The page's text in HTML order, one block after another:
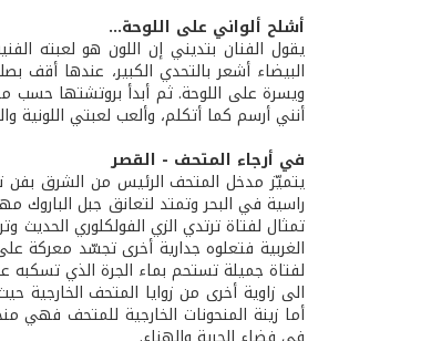
أشلح ألواني على اللوحة...
يقول الفنان بتديني إن اللون هو لعبته
البيضاء أشعر بالتحدي الكبير، عندها
ويسرة على اللوحة. ثم أبدأ بروتشتها حسب
أنني أرسم كما أتكلم، وألعب لعبتي اللونية
في أرجاء المتحف - القصر
راسية في البحر وتمتد لتعانق جبل الباروك
تمثال لفتاة ترتدي الزي الفولكلوري
لفتاة جميلة تستحم بماء الجرة الذي
الى زاوية أخرى من زوايا المتحف الخارجية
أما زينة المنحونات الخارجية للمتحف